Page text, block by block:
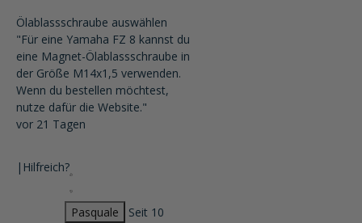
Ölablassschraube auswählen
"Für eine Yamaha FZ 8 kannst du
eine Magnet-Ölablassschraube in
der Größe M14x1,5 verwenden.
Wenn du bestellen möchtest,
nutze dafür die Website."
vor 21 Tagen
| Hilfreich?
Pasquale
Seit 10